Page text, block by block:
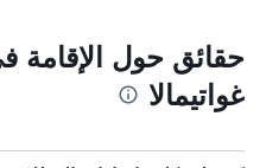
حقائق حول الإقامة
غواتيمالا